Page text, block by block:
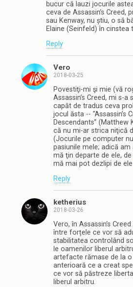
bucur că lauzi jocurile
ceva de Assassin’s Creed,
sau Kenway, nu știu, o să
Elaine (Seinfeld) în cinstea
Reply
Vero
2018-03-25
Povestiţi-mi şi mie (vă
Assassin’s Creed, mi s-a
capăt de tradus ceva
jocul ăsta -- “Assassin’s
Descendants” (Matthew
că nu mi-ar strica niţică
(Jocurile pe computer
pasiunile mele; adică
mă ţin departe de ele,
mă mai pot dezlipi de ele
Reply
ketherius
2018-03-26
Vero, în Assassin’s
între forțele ce vor să
stabilitatea controlând
le oamenilor liberul
artefacte rămase de la
anterioară ce a creat
ce vor să păstreze
liberul arbitru.